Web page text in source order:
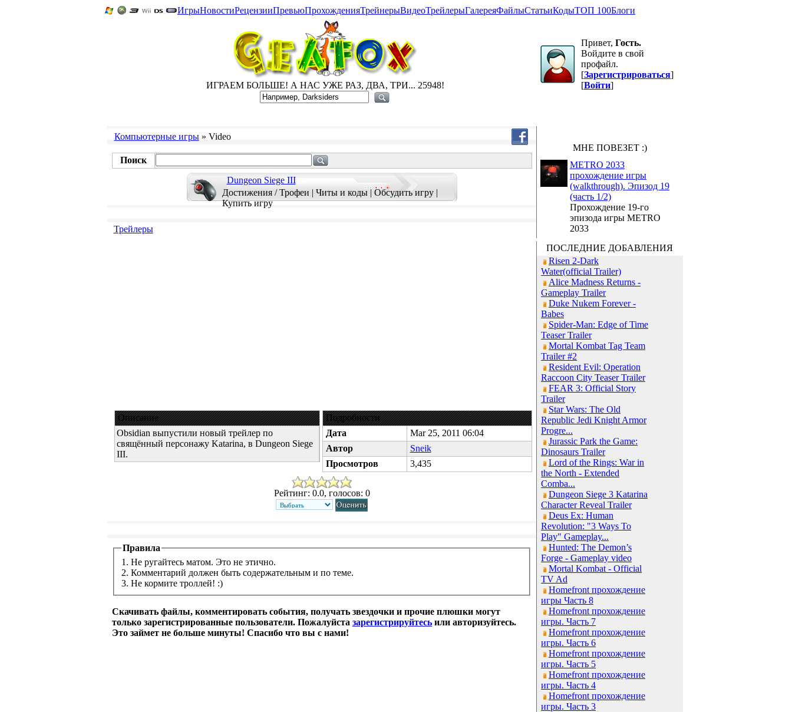
ИгрыНовостиРецензииПревьюПрохожденияТрейнерыВидеоТрейлерыГалереяФайлыСтатьиКодыТОП 100Блоги
ИГРАЕМ БОЛЬШЕ! А НАС УЖЕ РАЗ, ДВА, ТРИ... 25948!
Привет, Гость.
Войдите в свой
профайл.
[Зарегистрироваться]
[Войти]
Компьютерные игры» Video
Поиск
Dungeon Siege III
Достижения / Трофеи | Читы и коды| Обсудить игру|
Купить игру
Трейлеры
Описание
Obsidian выпустили новый трейлер по
свящённый персонажу Katarina, в Dungeon Siege
III.
Подробности
Дата
Mar 25, 2011 06:04
Автор
Sneik
Просмотров
3,435
Рейтинг: 0.0, голосов: 0
Правила
1. Не ругайтесь матом. Это не этично.
2. Комментарий должен быть содержательным и по теме.
3. Не кормите троллей! :)
Скачивать файлы, комментировать события, получать звездочки и прочие плюшки могут
только зарегистрированные пользователи. Пожалуйста зарегистрируйтесь или авторизуйтесь.
Это займет не больше минуты! Спасибо что вы с нами!
МНЕ ПОВЕЗЕТ :)
METRO 2033
прохождение игры
(walkthrough). Эпизод 19
(часть 1/2)
Прохождение 19-го
эпизода игры METRO
2033
ПОСЛЕДНИЕ ДОБАВЛЕНИЯ
Risen 2-Dark
Water(official Trailer)
Alice Madness Returns -
Gameplay Trailer
Duke Nukem Forever -
Babes
Spider-Man: Edge of Time
Teaser Trailer
Mortal Kombat Tag Team
Trailer #2
Resident Evil: Operation
Raccoon City Teaser Trailer
FEAR 3: Official Story
Trailer
Star Wars: The Old
Republic Jedi Knight Armor
Progre...
Jurassic Park the Game:
Dinosaurs Trailer
Lord of the Rings: War in
the North - Extended
Comba...
Dungeon Siege 3 Katarina
Character Reveal Trailer
Deus Ex: Human
Revolution: "3 Ways To
Play" Gameplay...
Hunted: The Demon’s
Forge - Gameplay video
Mortal Kombat - Official
TV Ad
Homefront прохождение
игры Часть 8
Homefront прохождение
игры. Часть 7
Homefront прохождение
игры. Часть 6
Homefront прохождение
игры. Часть 5
Homefront прохождение
игры. Часть 4
Homefront прохождение
игры. Часть 3